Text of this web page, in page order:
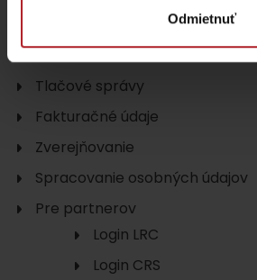
Odmietnuť
UŽITOČNÉ ODKAZY
Tlačové správy
Fakturačné údaje
Zverejňovanie
Spracovanie osobných údajov
Pre partnerov
Login LRC
Login CRS